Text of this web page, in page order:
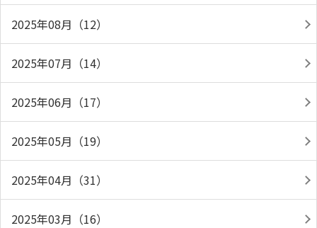
2025年08月（12）
2025年07月（14）
2025年06月（17）
2025年05月（19）
2025年04月（31）
2025年03月（16）